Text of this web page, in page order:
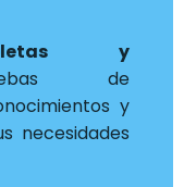
y
de
y
necesidades